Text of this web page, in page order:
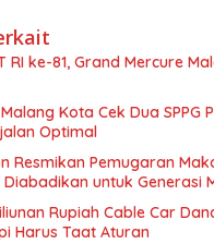
RI ke-81, Grand Mercure
Kota Cek Dua SPPG
Optimal
Resmikan Pemugaran
Diabadikan untuk Generasi
Rupiah Cable Car
Harus Taat Aturan